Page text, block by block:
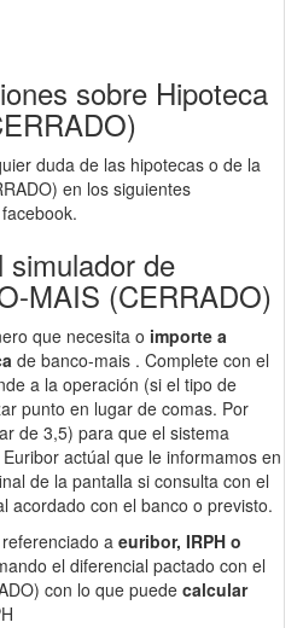
sobre Hipoteca
duda de las hipotecas o de la
en los siguientes
simulador de
MAIS (CERRADO)
que necesita o importe a
de banco-mais . Complete con el
a la operación (si el tipo de
punto en lugar de comas. Por
de 3,5) para que el sistema
actúal que le informamos en
de la pantalla si consulta con el
acordado con el banco o previsto.
a euribor, IRPH o
el diferencial pactado con el
con lo que puede calcular